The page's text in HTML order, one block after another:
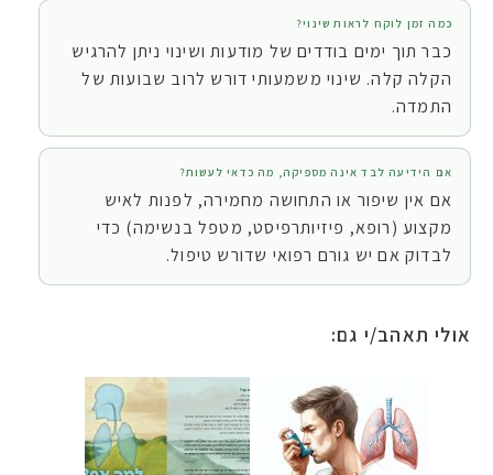
כמה זמן לוקח לראות שינוי?
כבר תוך ימים בודדים של מודעות ושינוי ניתן להרגיש
הקלה קלה. שינוי משמעותי דורש לרוב שבועות של
התמדה.
אם הידיעה לבד אינה מספיקה, מה כדאי לעשות?
אם אין שיפור או התחושה מחמירה, לפנות לאיש
מקצוע (רופא, פיזיותרפיסט, מטפל בנשימה) כדי
לבדוק אם יש גורם רפואי שדורש טיפול.
אולי תאהב/י גם: